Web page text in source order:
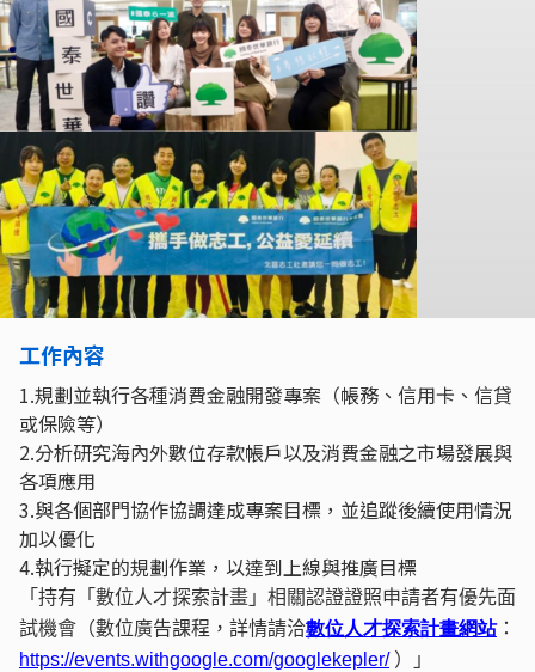
工作內容
1.規劃並執行各種消費金融開發專案（帳務、信用卡、信貸
或保險等）
2.分析研究海內外數位存款帳戶以及消費金融之市場發展與
各項應用
3.與各個部門協作協調達成專案目標，並追蹤後續使用情況
加以優化
4.執行擬定的規劃作業，以達到上線與推廣目標
「持有「數位人才探索計畫」相關認證證照申請者有優先面
試機會（數位廣告課程，詳情請洽數位人才探索計畫網站：
https://events.withgoogle.com/googlekepler/ ）」